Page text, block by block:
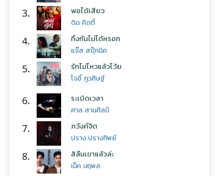
3. พอได้เสียว
ดิด คิตตี้
4. ทิ้งกันไม่ได้หรอก
แจ๊ส สปุ๊กนิค
5. รักไม่ไหวแล้วโว้ย
โจอี้ ภูวศิษฐ์
6. ระเบิดเวลา
ศาล สานศิลป์
7. ภวังค์จิต
ปราง ปรางทิพย์
8. สิลืมเขาแล้วล่ะ
เน็ค นฤพล